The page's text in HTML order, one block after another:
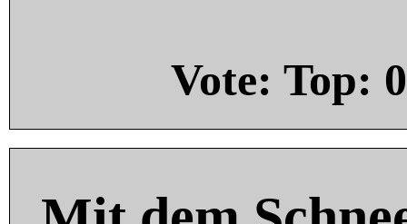
Vote: Top: 0